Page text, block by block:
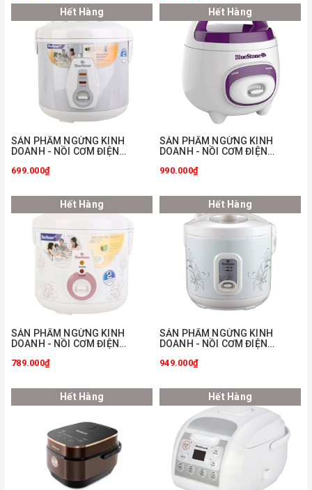
Hết Hàng
ㅤSẢN PHẨM NGỪNG KINH
DOANH - NỒI CƠM ĐIỆN
699.000₫
Hết Hàng
ㅤSẢN PHẨM NGỪNG KINH
DOANH - NỒI CƠM ĐIỆN
990.000₫
Hết Hàng
ㅤSẢN PHẨM NGỪNG KINH
DOANH - NỒI CƠM ĐIỆN
789.000₫
Hết Hàng
ㅤSẢN PHẨM NGỪNG KINH
DOANH - NỒI CƠM ĐIỆN
949.000₫
Hết Hàng Hết Hàng